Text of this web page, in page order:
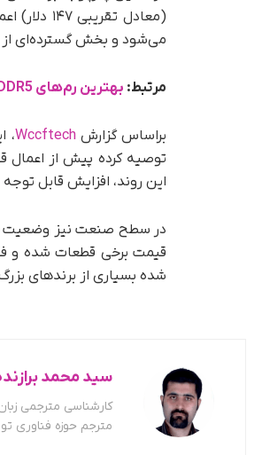
(معادل
می‌شود و بخش گسترده‌ای
مرتبط: بهترین رم‌های DDR5 برای گیمرها و کاربران حرفه‌ای + راهنمای خرید
براساس گزارشWccftech،
توصیه کرده پیش از اعمال
این روند، افزایش قابل توجه
در سطح صنعت نیز وضعیت
قیمت برخی قطعات شده و
شده بسیاری از برندهای
سید محمد
مترجم حوزه فناوری